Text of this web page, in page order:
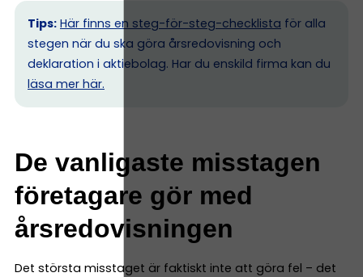
Tips: Här finns en steg-för-steg-checklista för alla
stegen när du ska göra årsredovisning och
deklaration i aktiebolag. Har du enskild firma kan du
läsa mer här.
De vanligaste misstagen
företagare gör med
årsredovisningen
Det största misstaget är faktiskt inte att göra fel – det